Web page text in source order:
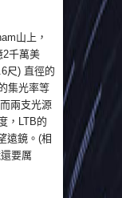
山上，
2千萬美
尺) 直徑的
集光率等
兩支光源
，LTB的
遠鏡。(相
要厲